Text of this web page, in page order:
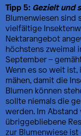
Tipp 5: Gezielt und
Blumenwiesen sind
vielfältige
Nektarangebot
höchstens zweimal
September –
Wenn es so weit
mähen, damit die
Blumen können
sollte niemals die
werden. Im
übriggebliebene
zur Blumenwiese